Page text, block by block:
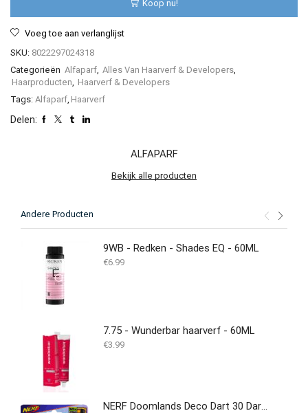
Koop nu!
Voeg toe aan verlanglijst
SKU: 8022297024318
Categorieën Alfaparf Alles Van Haarverf & Developers
Haarproducten
Haarverf & Developers
Tags: Alfaparf Haarverf
Delen:
ALFAPARF
Bekijk alle producten
Andere Producten
9WB - Redken - Shades EQ - 60ML
€6.99
7.75 - Wunderbar haarverf - 60ML
€3.99
NERF Doomlands Deco Dart 30 Darts - Refill